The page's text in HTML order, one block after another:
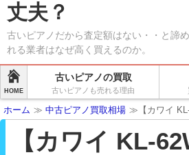
丈夫？
古いピアノだから査定額はない・・と諦
れる業者はなぜ高く買えるのか。
HOME
古いピアノの買取
古いピアノも売れる理由
ホーム ≫ 中古ピアノ買取相場 ≫【カワイ
【カワイ KL-